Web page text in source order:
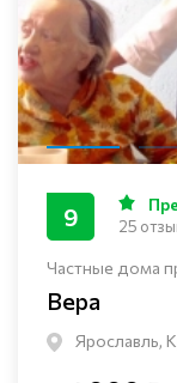
Частные дома
Вера
Ярославль,
9 25